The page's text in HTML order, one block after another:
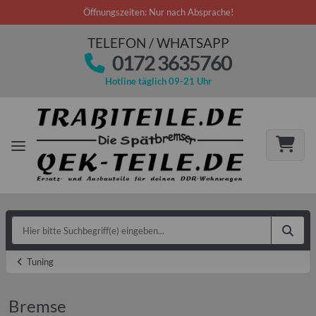
Öffnungszeiten: Nur nach Absprache!
TELEFON / WHATSAPP
0172 3635760
Hotline täglich 09-21 Uhr
Tuning
Bremse